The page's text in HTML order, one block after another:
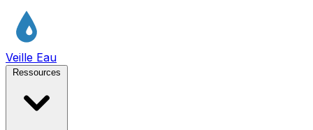
Veille Eau
Ressources